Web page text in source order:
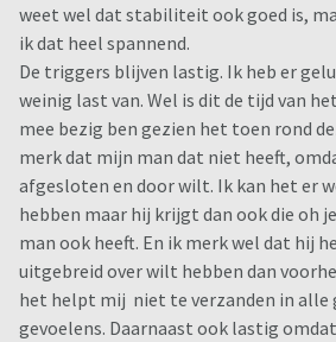
weet wel dat stabiliteit ook goed is,
ik dat heel spannend.
De triggers blijven lastig. Ik heb er
weinig last van. Wel is dit de tijd van
mee bezig ben gezien het toen rond
merk dat mijn man dat niet heeft,
afgesloten en door wilt. Ik kan het er
hebben maar hij krijgt dan ook die oh
man ook heeft. En ik merk wel dat hij
uitgebreid over wilt hebben dan
het helpt mij niet te verzanden in alle
gevoelens. Daarnaast ook lastig